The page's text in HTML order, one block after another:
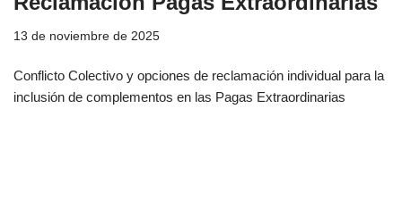
13 de noviembre de 2025
Conflicto Colectivo y opciones de reclamación individual para la
inclusión de complementos en las Pagas Extraordinarias